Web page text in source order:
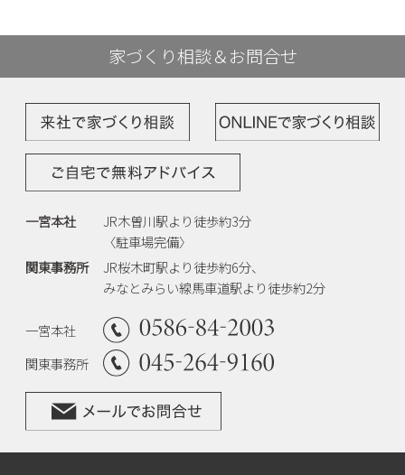
家づくり相談＆お問合せ
一宮本社
JR木曽川駅より徒歩約3分
〈駐車場完備〉
関東事務所
JR桜木町駅より徒歩約6分、
みなとみらい線馬車道駅より徒歩約2分
一宮本社
関東事務所